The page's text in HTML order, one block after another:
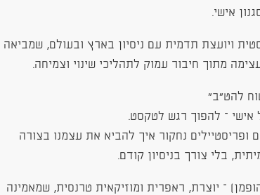
אישי.
ויועצת תדמית עם ניסיון בארץ ובעולם, שמביאה
מתוך חיבור עמוק לתהליכי שינוי וצמיחה.
להט"ב"
אישי – להפוך רגש לטקסט.
ופריסטיילים נחקור איך להביא את עצמנו בצורה
בלי צורך בניסיון קודם.
– יוצרת, ראפרית ומוזיקאית טרנסית, שמאמינה